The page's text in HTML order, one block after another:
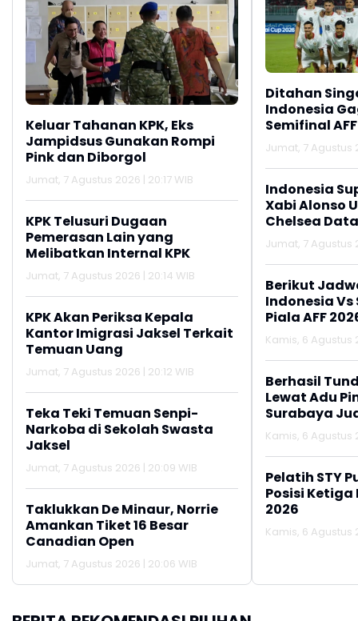
Keluar Tahanan KPK, Eks
Jampidsus Gunakan Rompi
Pink dan Diborgol
Jumat, 7 Agustus 2026 | 20:17 WIB
KPK Telusuri Dugaan
Pemerasan Lain yang
Melibatkan Internal KPK
Jumat, 7 Agustus 2026 | 20:14 WIB
KPK Akan Periksa Kepala
Kantor Imigrasi Jaksel Terkait
Temuan Uang
Jumat, 7 Agustus 2026 | 20:12 WIB
Teka Teki Temuan Senpi-
Narkoba di Sekolah Swasta
Jaksel
Jumat, 7 Agustus 2026 | 20:09 WIB
Taklukkan De Minaur, Norrie
Amankan Tiket 16 Besar
Canadian Open
Jumat, 7 Agustus 2026 | 20:06 WIB
Ditahan
Indonesia
Semifinal
Jumat, 7 Agustus
Indonesia
Xabi Alonso
Chelsea
Jumat, 7 Agustus
Berikut
Indonesia
Piala AFF
Kamis, 6 Agustus
Berhasil
Lewat Adu
Surabaya
2026
Kamis, 6 Agustus
Pelatih STY
Posisi Ketiga
2026
Kamis, 6 Agustus